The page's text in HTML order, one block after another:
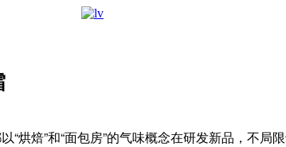
焙”和“面包房”的气味概念在研发新品，不局